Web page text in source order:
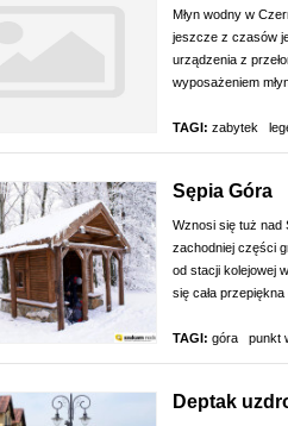
Młyn wodny w
jeszcze z czasów
urządzenia z
wyposażeniem
TAGI: zabytek
Sępia Góra
Wznosi się tuż nad
zachodniej części
od stacji kolejowej
się cała przepiękna
TAGI: góra punkt
Deptak